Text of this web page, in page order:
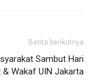
Berita berikutnya
Sambut Hari
& Wakaf UIN Jakarta